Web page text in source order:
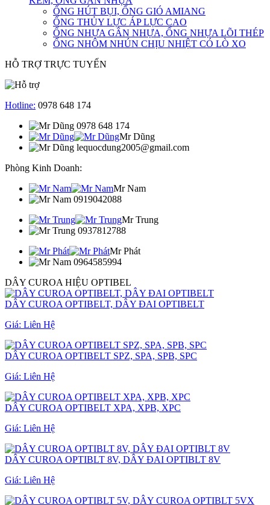
ỐNG HÚT BỤI, ỐNG GIÓ AMIANG
ỐNG THỦY LỰC ÁP LỰC CAO
ỐNG NHỰA GÂN NHỰA, ỐNG NHỰA LÕI THÉP
ỐNG NHÔM NHÚN CHỊU NHIỆT CÓ LÒ XO
HỖ TRỢ TRỰC TUYẾN
Hotline: 0978 648 174
0978 648 174
Mr Dũng
lequocdung2005@gmail.com
Phòng Kinh Doanh:
Mr Nam
0919042088
Mr Trung
0937812788
Mr Phát
0964585994
DÂY CUROA HIỆU OPTIBEL
DÂY CUROA OPTIBELT, DÂY ĐAI OPTIBELT
Giá: Liên Hệ
DÂY CUROA OPTIBELT SPZ, SPA, SPB, SPC
Giá: Liên Hệ
DÂY CUROA OPTIBELT XPA, XPB, XPC
Giá: Liên Hệ
DÂY CUROA OPTIBLT 8V, DÂY ĐAI OPTIBLT 8V
Giá: Liên Hệ